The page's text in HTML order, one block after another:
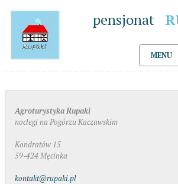
pensjonat
MENU
Agroturystyka Rupaki
noclegi na Pogórzu Kaczawskim
Kondratów 15
59-424 Męcinka
kontakt@rupaki.pl